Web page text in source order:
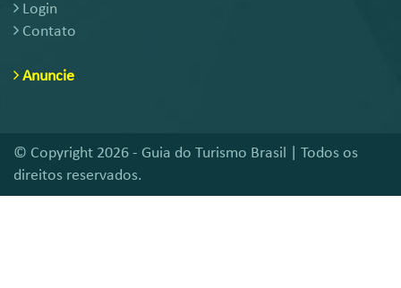
Login
Contato
Anuncie
© Copyright 2026 - Guia do Turismo Brasil | Todos os
direitos reservados.